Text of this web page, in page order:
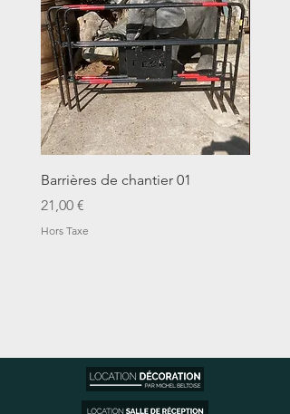
Barrières de chantier 01
Prix
21,00 €
Hors Taxe